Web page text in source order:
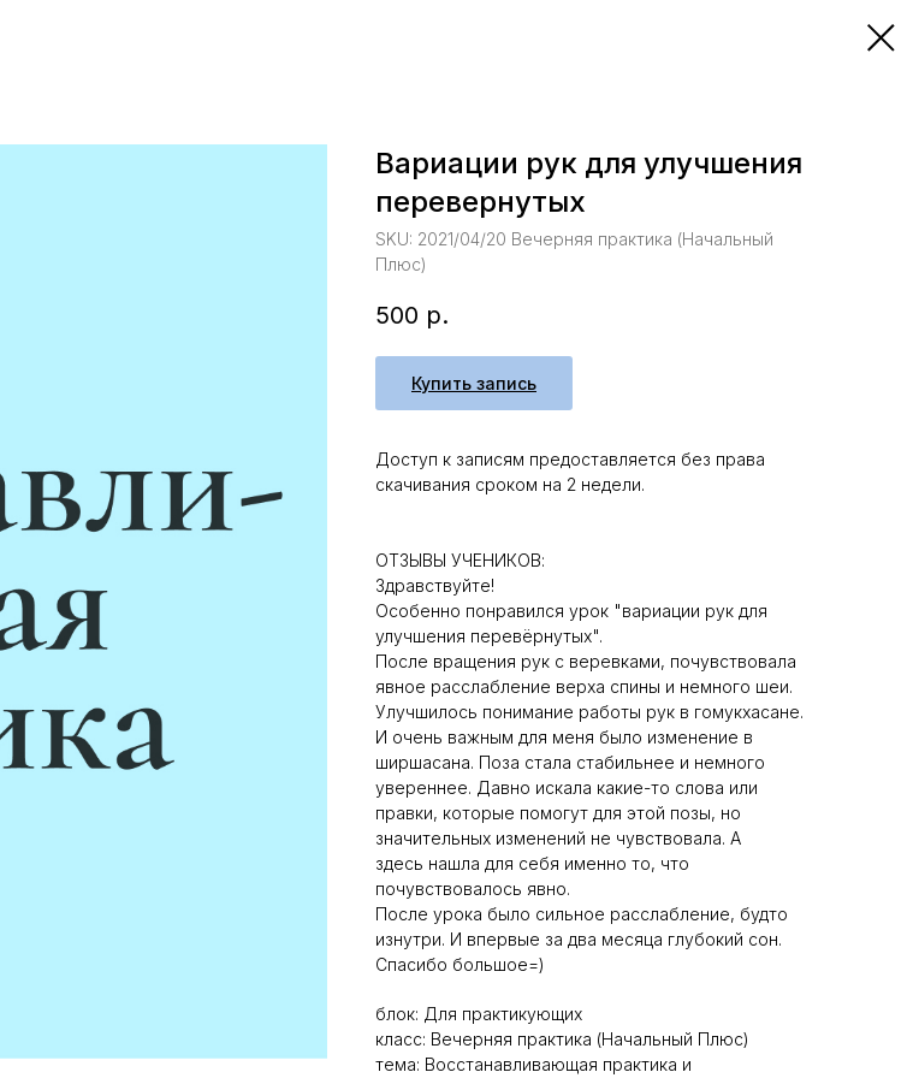
Вариации рук для улучшения
перевернутых
SKU: 2021/04/20 Вечерняя практика (Начальный
Плюс)
500 р.
Купить запись
Доступ к записям предоставляется без права
скачивания сроком на 2 недели.
ОТЗЫВЫ УЧЕНИКОВ:
Здравствуйте!
Особенно понравился урок "вариации рук для
улучшения перевёрнутых".
После вращения рук с веревками, почувствовала
явное расслабление верха спины и немного шеи.
Улучшилось понимание работы рук в гомукхасане.
И очень важным для меня было изменение в
ширшасана. Поза стала стабильнее и немного
увереннее. Давно искала какие-то слова или
правки, которые помогут для этой позы, но
значительных изменений не чувствовала. А
здесь нашла для себя именно то, что
почувствовалось явно.
После урока было сильное расслабление, будто
изнутри. И впервые за два месяца глубокий сон.
Спасибо большое=)
блок: Для практикующих
класс: Вечерняя практика (Начальный Плюс)
тема: Восстанавливающая практика и